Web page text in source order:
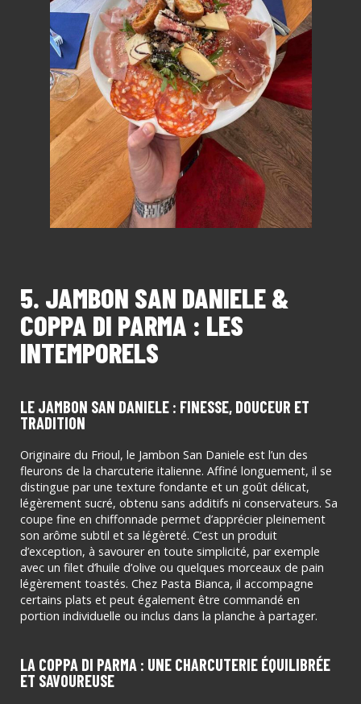
5. JAMBON SAN DANIELE &
COPPA DI PARMA : LES
INTEMPORELS
LE JAMBON SAN DANIELE : FINESSE, DOUCEUR ET
TRADITION
Originaire du Frioul, le Jambon San Daniele est l’un des
fleurons de la charcuterie italienne. Affiné longuement, il se
distingue par une texture fondante et un goût délicat,
légèrement sucré, obtenu sans additifs ni conservateurs. Sa
coupe fine en chiffonnade permet d’apprécier pleinement
son arôme subtil et sa légèreté. C’est un produit
d’exception, à savourer en toute simplicité, par exemple
avec un filet d’huile d’olive ou quelques morceaux de pain
légèrement toastés. Chez Pasta Bianca, il accompagne
certains plats et peut également être commandé en
portion individuelle ou inclus dans la planche à partager.
LA COPPA DI PARMA : UNE CHARCUTERIE ÉQUILIBRÉE
ET SAVOUREUSE